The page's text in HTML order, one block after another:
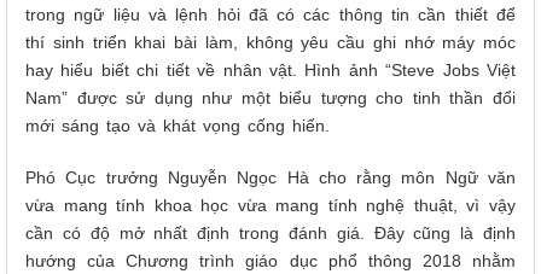
trong ngữ liệu và lệnh hỏi đã có các thông tin cần thiết để
thí sinh triển khai bài làm, không yêu cầu ghi nhớ máy móc
hay hiểu biết chi tiết về nhân vật. Hình ảnh “Steve Jobs Việt
Nam” được sử dụng như một biểu tượng cho tinh thần đổi
mới sáng tạo và khát vọng cống hiến.
Phó Cục trưởng Nguyễn Ngọc Hà cho rằng môn Ngữ văn
vừa mang tính khoa học vừa mang tính nghệ thuật, vì vậy
cần có độ mở nhất định trong đánh giá. Đây cũng là định
hướng của Chương trình giáo dục phổ thông 2018 nhằm